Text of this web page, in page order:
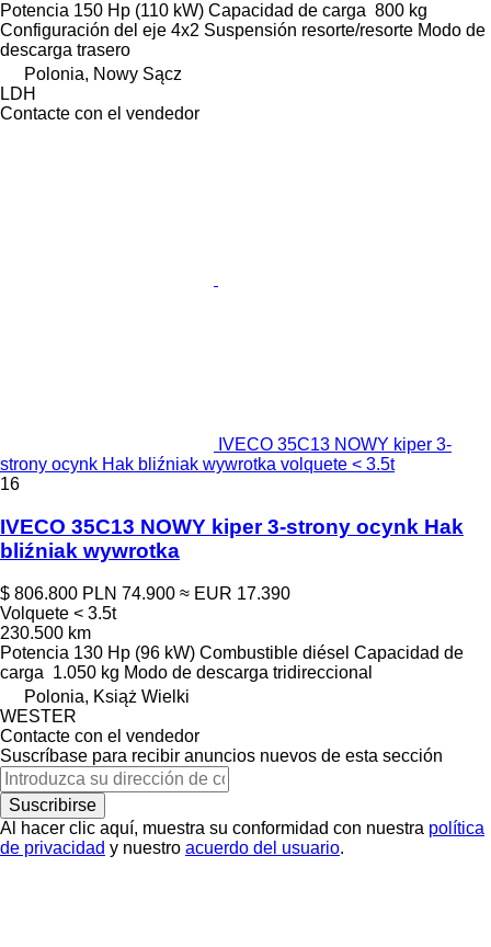
Potencia 150 Hp (110 kW) Capacidad de carga 800 kg
Configuración del eje 4x2 Suspensión resorte/resorte Modo de
descarga trasero
Polonia, Nowy Sącz
LDH
Contacte con el vendedor
IVECO 35C13 NOWY kiper 3-
strony ocynk Hak bliźniak wywrotka volquete < 3.5t
16
IVECO 35C13 NOWY kiper 3-strony ocynk Hak
bliźniak wywrotka
$ 806.800 PLN 74.900 ≈ EUR 17.390
Volquete < 3.5t
230.500 km
Potencia 130 Hp (96 kW) Combustible diésel Capacidad de
carga 1.050 kg Modo de descarga tridireccional
Polonia, Książ Wielki
WESTER
Contacte con el vendedor
Suscríbase para recibir anuncios nuevos de esta sección
Suscribirse
Al hacer clic aquí, muestra su conformidad con nuestra política
de privacidad y nuestro acuerdo del usuario.